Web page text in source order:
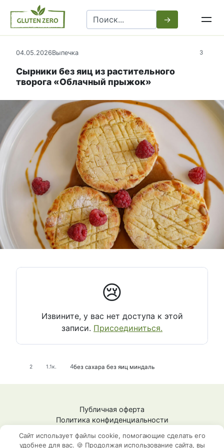
контенту
Search
for:
3
04.05.2026Выпечка
Сырники без яиц из растительного
творога «Облачный прыжок»
😢
Извините, у вас нет доступа к этой
записи. Присоединиться.
2 1.1к. 4без сахара без яиц миндаль
Публичная оферта
Политика конфиденциальности
ИНН: 592009148101
Сайт использует файлы cookie, помогающие сделать его
удобнее для вас. 🍪 Продолжая использование сайта, вы